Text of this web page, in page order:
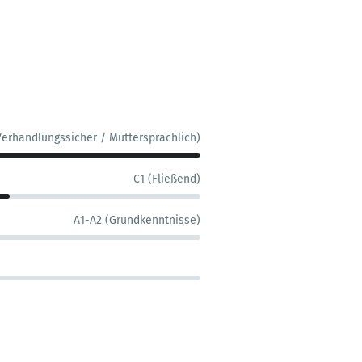
/ Muttersprachlich)
C1 (Fließend)
A1-A2 (Grundkenntnisse)